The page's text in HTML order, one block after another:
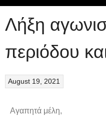
Λήξη
περιόδου
August 19, 2021
Αγαπητά μέλη,